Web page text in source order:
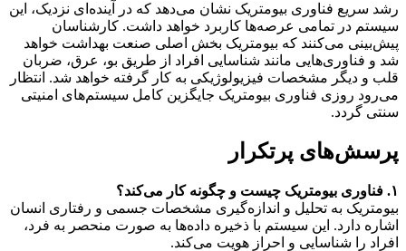
رشد سریع فناوری بیومتریک نشان می‌دهد که در آینده‌ای نزدیک، این
سیستم در تمامی عرصه‌ها کاربرد خواهد داشت. کارشناسان
پیش‌بینی می‌کنند که بیومتریک بخش اصلی صنعت بهداشت خواهد
شد و فناوری‌هایی مانند شناسایی افراد از طریق بو، عرق، ضربان
قلب و دیگر مشخصات فیزیولوژیکی به کار گرفته خواهد شد. انتظار
می‌رود روزی فناوری بیومتریک جایگزین کامل سیستم‌های امنیتی
سنتی گردد.
پرسش‌های پرتکرار
۱. فناوری بیومتریک چیست و چگونه کار می‌کند؟
بیومتریک به تحلیل و اندازه‌گیری مشخصات جسمی و رفتاری انسان
اشاره دارد. این سیستم با ذخیره داده‌ها به صورت منحصر به فرد،
افراد را شناسایی و احراز هویت می‌کند.